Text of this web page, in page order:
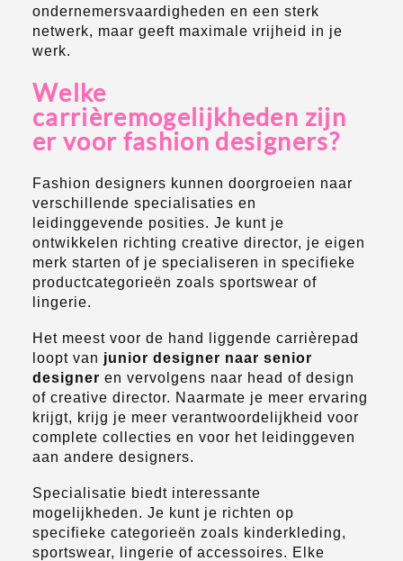
ondernemersvaardigheden en een sterk
netwerk, maar geeft maximale vrijheid in je
werk.
Welke
carrièremogelijkheden zijn
er voor fashion designers?
Fashion designers kunnen doorgroeien naar
verschillende specialisaties en
leidinggevende posities. Je kunt je
ontwikkelen richting creative director, je eigen
merk starten of je specialiseren in specifieke
productcategorieën zoals sportswear of
lingerie.
Het meest voor de hand liggende carrièrepad
loopt van junior designer naar senior
designer en vervolgens naar head of design
of creative director. Naarmate je meer ervaring
krijgt, krijg je meer verantwoordelijkheid voor
complete collecties en voor het leidinggeven
aan andere designers.
Specialisatie biedt interessante
mogelijkheden. Je kunt je richten op
specifieke categorieën zoals kinderkleding,
sportswear, lingerie of accessoires. Elke